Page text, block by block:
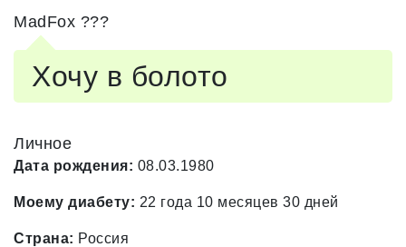
MadFox ???
Хочу в болото
Личное
Дата рождения: 08.03.1980
Моему диабету: 22 года 10 месяцев 30 дней
Страна: Россия